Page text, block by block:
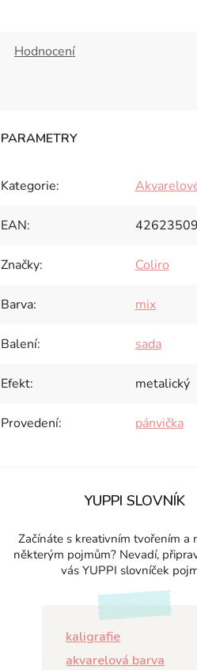
Hodnocení
Kategorie:
EAN:
Značky: Coliro
Barva: mix
Balení: sada
Efekt: metalický
Provedení: pánvička
YUPPI SLOVNÍK
Začínáte s kreativním tvořením a
některým pojmům? Nevadí,
vás YUPPI slovníček
kaligrafie
akvarelová barva